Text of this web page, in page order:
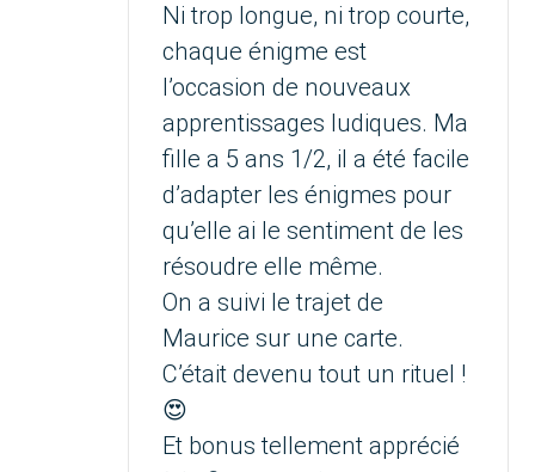
Ni trop longue, ni trop courte,
chaque énigme est
l’occasion de nouveaux
apprentissages ludiques. Ma
fille a 5 ans 1/2, il a été facile
d’adapter les énigmes pour
qu’elle ai le sentiment de les
résoudre elle même.
On a suivi le trajet de
Maurice sur une carte.
C’était devenu tout un rituel !
😍
Et bonus tellement apprécié